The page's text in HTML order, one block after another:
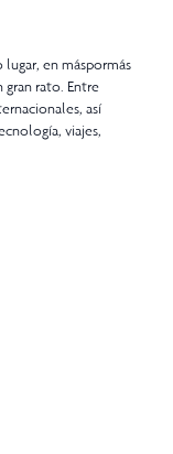
en máspormás
gran rato. Entre
así
viajes,